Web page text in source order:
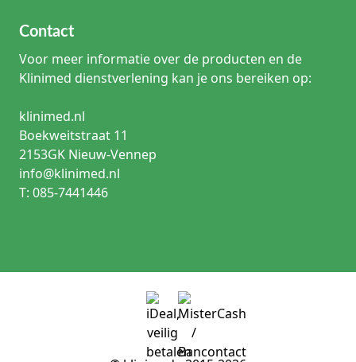
Contact
Voor meer informatie over de producten en de
Klinimed dienstverlening kan je ons bereiken op:
klinimed.nl
Boekweitstraat 11
2153GK Nieuw-Vennep
info@klinimed.nl
T: 085-7441446